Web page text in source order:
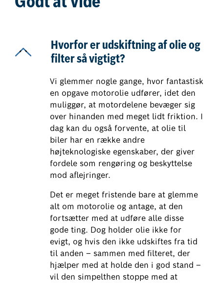
Hvorfor er udskiftning af olie og
filter så vigtigt?
Vi glemmer nogle gange, hvor fantastisk
en opgave motorolie udfører, idet den
muliggør, at motordelene bevæger sig
over hinanden med meget lidt friktion. I
dag kan du også forvente, at olie til
biler har en række andre
højteknologiske egenskaber, der giver
fordele som rengøring og beskyttelse
mod aflejringer.
Det er meget fristende bare at glemme
alt om motorolie og antage, at den
fortsætter med at udføre alle disse
gode ting. Dog holder olie ikke for
evigt, og hvis den ikke udskiftes fra tid
til anden – sammen med filteret, der
hjælper med at holde den i god stand –
vil den simpelthen stoppe med at